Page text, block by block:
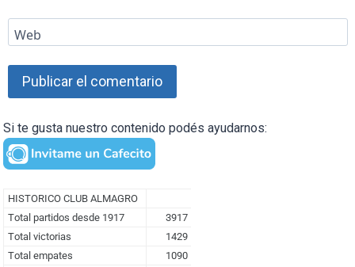
Web
Si te gusta nuestro contenido podés ayudarnos: